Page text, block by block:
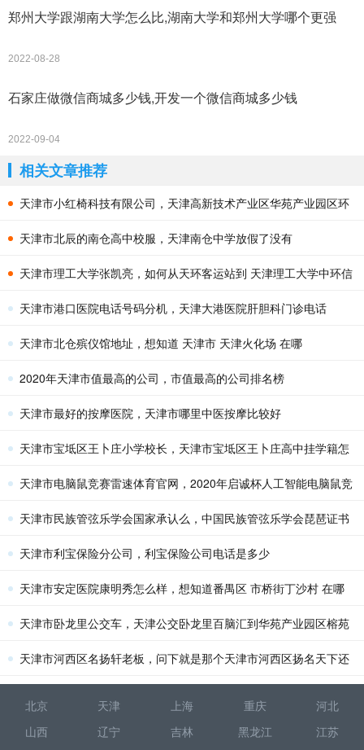
郑州大学跟湖南大学怎么比,湖南大学和郑州大学哪个更强
2022-08-28
石家庄做微信商城多少钱,开发一个微信商城多少钱
2022-09-04
相关文章推荐
天津市小红椅科技有限公司，天津高新技术产业区华苑产业园区环
外海泰华科1路15号4楼是什么
天津市北辰的南仓高中校服，天津南仓中学放假了没有
天津市理工大学张凯亮，如何从天环客运站到 天津理工大学中环信
息学院
天津市港口医院电话号码分机，天津大港医院肝胆科门诊电话
天津市北仓殡仪馆地址，想知道 天津市 天津火化场 在哪
2020年天津市值最高的公司，市值最高的公司排名榜
天津市最好的按摩医院，天津市哪里中医按摩比较好
天津市宝坻区王卜庄小学校长，天津市宝坻区王卜庄高中挂学籍怎
么挂他说8月25日上午8点报道
天津市电脑鼠竞赛雷速体育官网，2020年启诚杯人工智能电脑鼠竞
赛还在南开大学举办吗
天津市民族管弦乐学会国家承认么，中国民族管弦乐学会琵琶证书
天津市利宝保险分公司，利宝保险公司电话是多少
天津市安定医院康明秀怎么样，想知道番禺区 市桥街丁沙村 在哪
天津市卧龙里公交车，天津公交卧龙里百脑汇到华苑产业园区榕苑
路15号鑫茂科技园二
天津市河西区名扬轩老板，问下就是那个天津市河西区扬名天下还
有吗具体在什么位置
北京
天津 上海 重庆
河北
山西
辽宁 吉林 黑龙江
江苏